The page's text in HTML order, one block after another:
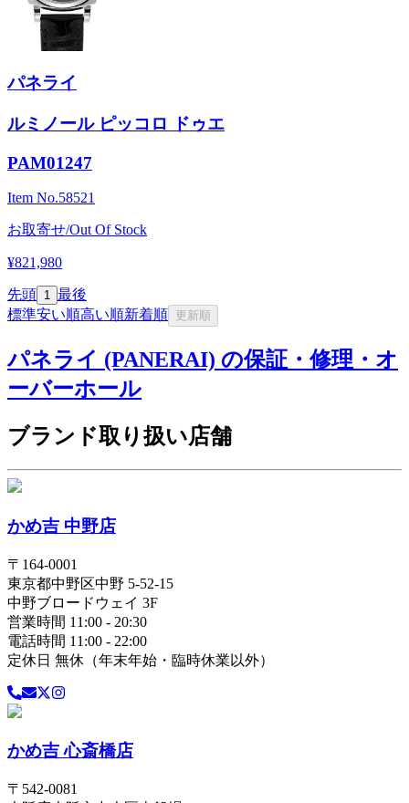
パネライ
ルミノール ピッコロ ドゥエ
PAM01247
Item No.58521
お取寄せ/Out Of Stock
¥821,980
先頭 1 最後
標準安い順高い順新着順 更新順
パネライ (PANERAI) の保証・修理・オ
ーバーホール
ブランド取り扱い店舗
かめ吉 中野店
〒 164-0001
東京都中野区中野 5-52-15
中野ブロードウェイ 3F
営業時間 11:00 - 20:30
電話時間 11:00 - 22:00
定休日 無休（年末年始・臨時休業以外）
かめ吉 心斎橋店
〒 542-0081